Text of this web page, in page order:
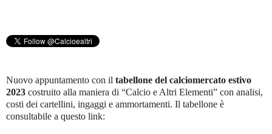
Nuovo appuntamento con il tabellone del calciomercato estivo
2023 costruito alla maniera di “Calcio e Altri Elementi” con analisi,
costi dei cartellini, ingaggi e ammortamenti. Il tabellone è
consultabile a questo link: